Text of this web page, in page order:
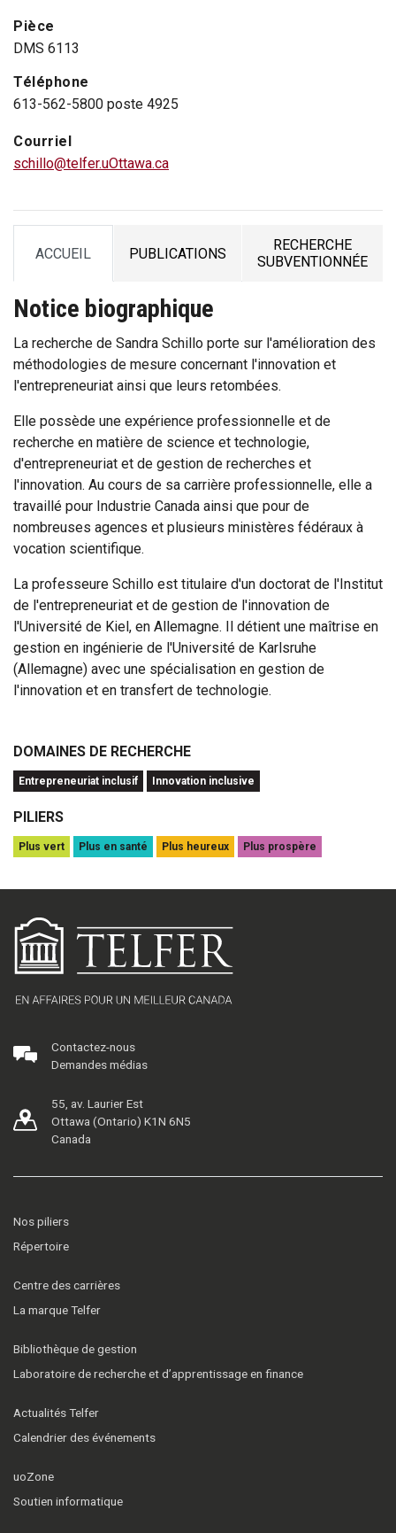
Pièce
DMS 6113
Téléphone
613-562-5800 poste 4925
Courriel
schillo@telfer.uOttawa.ca
ACCUEIL
TAB PUBLICATIONS
TAB
RECHERCHE
SUBVENTIONNÉE
TAB
Notice biographique
La recherche de Sandra Schillo porte sur l'amélioration des
méthodologies de mesure concernant l'innovation et
l'entrepreneuriat ainsi que leurs retombées.
Elle possède une expérience professionnelle et de
recherche en matière de science et technologie,
d'entrepreneuriat et de gestion de recherches et
l'innovation. Au cours de sa carrière professionnelle, elle a
travaillé pour Industrie Canada ainsi que pour de
nombreuses agences et plusieurs ministères fédéraux à
vocation scientifique.
La professeure Schillo est titulaire d'un doctorat de l'Institut
de l'entrepreneuriat et de gestion de l'innovation de
l'Université de Kiel, en Allemagne. Il détient une maîtrise en
gestion en ingénierie de l'Université de Karlsruhe
(Allemagne) avec une spécialisation en gestion de
l'innovation et en transfert de technologie.
DOMAINES DE RECHERCHE
Entrepreneuriat inclusif Innovation inclusive
PILIERS
Plus vert Plus en santé Plus heureux Plus prospère
Contactez-nous
Demandes médias
55, av. Laurier Est
Ottawa (Ontario) K1N 6N5
Canada
Nos piliers
Répertoire
Centre des carrières
La marque Telfer
Bibliothèque de gestion
Laboratoire de recherche et d’apprentissage en finance
Actualités Telfer
Calendrier des événements
uoZone
Soutien informatique